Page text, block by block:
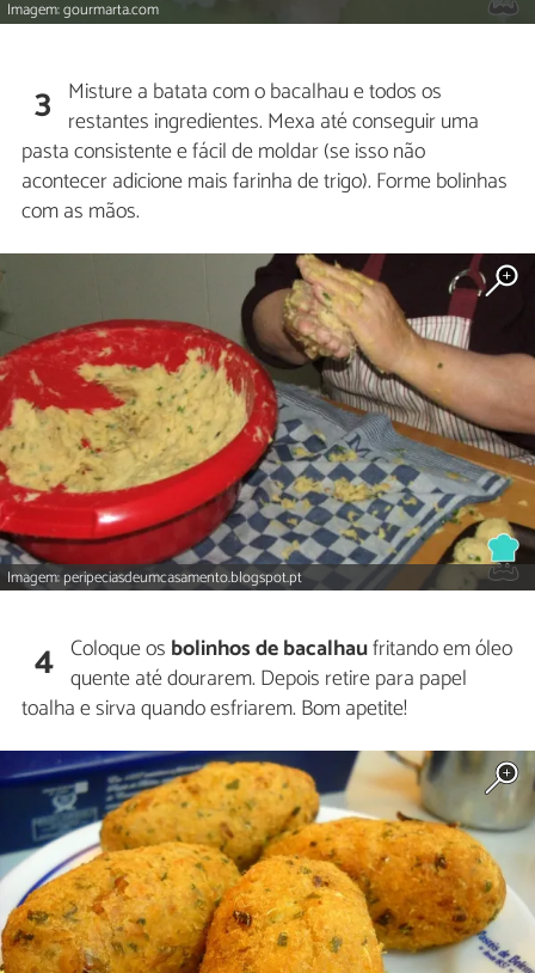
Imagem: gourmarta.com
3 Misture a batata com o bacalhau e todos os
restantes ingredientes. Mexa até conseguir uma
pasta consistente e fácil de moldar (se isso não
acontecer adicione mais farinha de trigo). Forme bolinhas
com as mãos.
Imagem: peripeciasdeumcasamento.blogspot.pt
4 Coloque os bolinhos de bacalhaufritando em óleo
quente até dourarem. Depois retire para papel
toalha e sirva quando esfriarem. Bom apetite!